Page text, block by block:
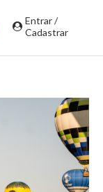
Entrar /
Cadastrar